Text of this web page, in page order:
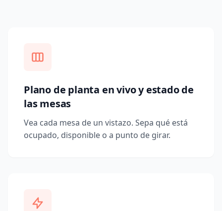
Plano de planta en vivo y estado de
las mesas
Vea cada mesa de un vistazo. Sepa qué está
ocupado, disponible o a punto de girar.